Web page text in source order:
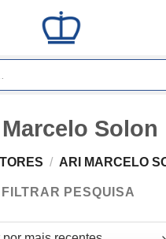
Solon
/ ARI MARCELO
FILTRAR PESQUISA